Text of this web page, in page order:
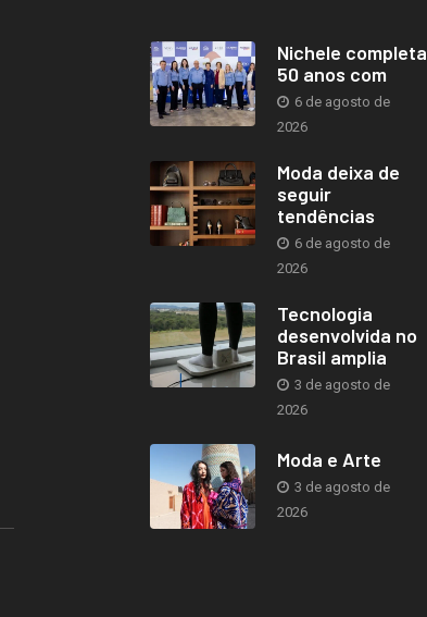
Nichele completa
50 anos com
6 de agosto de
2026
Moda deixa de
seguir
tendências
6 de agosto de
2026
Tecnologia
desenvolvida no
Brasil amplia
3 de agosto de
2026
Moda e Arte
3 de agosto de
2026